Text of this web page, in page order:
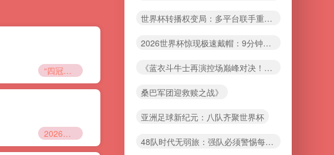
“四冠基石：北美制霸世界杯的体能架构解析”
2026世界杯前瞻：VAR的毫米困境——当精准裁决拖慢比赛脉搏
世界杯转播权变局：多平台联手重塑央视版权生态
2026世界杯惊现极速戴帽：9分钟改写历史的疯狂之夜
《蓝衣斗牛士再演控场巅峰对决！2012决赛重演
桑巴军团迎救赎之战》
亚洲足球新纪元：八队齐聚世界杯
48队时代无弱旅：强队必须警惕每一场